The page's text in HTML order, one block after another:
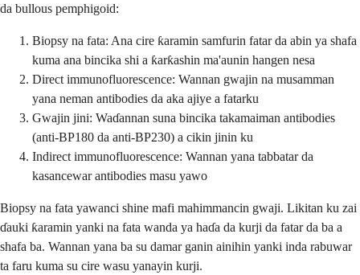
da bullous pemphigoid:
Biopsy na fata: Ana cire ƙaramin samfurin fatar da abin ya shafa
kuma ana bincika shi a ƙarƙashin ma'aunin hangen nesa
Direct immunofluorescence: Wannan gwajin na musamman
yana neman antibodies da aka ajiye a fatarku
Gwajin jini: Waɗannan suna bincika takamaiman antibodies
(anti-BP180 da anti-BP230) a cikin jinin ku
Indirect immunofluorescence: Wannan yana tabbatar da
kasancewar antibodies masu yawo
Biopsy na fata yawanci shine mafi mahimmancin gwaji. Likitan ku zai
ɗauki ƙaramin yanki na fata wanda ya haɗa da kurji da fatar da ba a
shafa ba. Wannan yana ba su damar ganin ainihin yanki inda rabuwar
ta faru kuma su cire wasu yanayin kurji.